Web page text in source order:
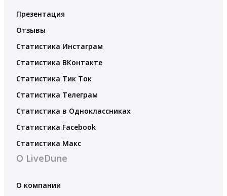
Презентация
Отзывы
Статистика Инстаграм
Статистика ВКонтакте
Статистика Тик Ток
Статистика Телеграм
Статистика в Одноклассниках
Статистика Facebook
Статистика Макс
О LiveDune
О компании